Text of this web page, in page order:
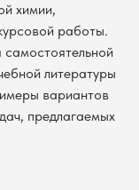
химии,
работы.
литературы
вариантов
предлагаемых